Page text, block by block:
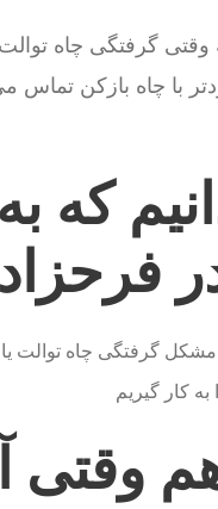
گرفتگی چاه توالت
با چاه بازکن تماس
که
گرفتگی چاه توالت
کار گیریم
وقتی